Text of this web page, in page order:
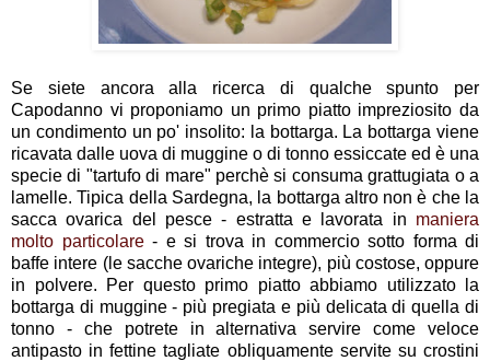
Se siete ancora alla ricerca di qualche spunto per
Capodanno vi proponiamo un primo piatto impreziosito da
un condimento un po' insolito: la bottarga. La bottarga viene
ricavata dalle uova di muggine o di tonno essiccate ed è una
specie di "tartufo di mare" perchè si consuma grattugiata o a
lamelle. Tipica della Sardegna, la bottarga altro non è che la
sacca ovarica del pesce - estratta e lavorata in maniera
molto particolare- e si trova in commercio sotto forma di
baffe intere (le sacche ovariche integre), più costose, oppure
in polvere. Per questo primo piatto abbiamo utilizzato la
bottarga di muggine - più pregiata e più delicata di quella di
tonno - che potrete in alternativa servire come veloce
antipasto in fettine tagliate obliquamente servite su crostini